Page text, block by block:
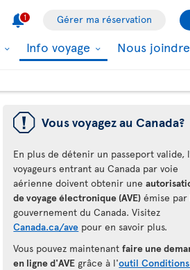
1 Gérer ma réservation
Info voyage Nous joindre
ü Vous voyagez au Canada?
En plus de détenir un passeport valide,
voyageurs entrant au Canada par voie
aérienne doivent obtenir une
de voyage électronique (AVE) émise par
gouvernement du Canada. Visitez
Canada.ca/ave pour en savoir plus.
Vous pouvez maintenantfaire une
en ligne d'AVE grâce à l'outil